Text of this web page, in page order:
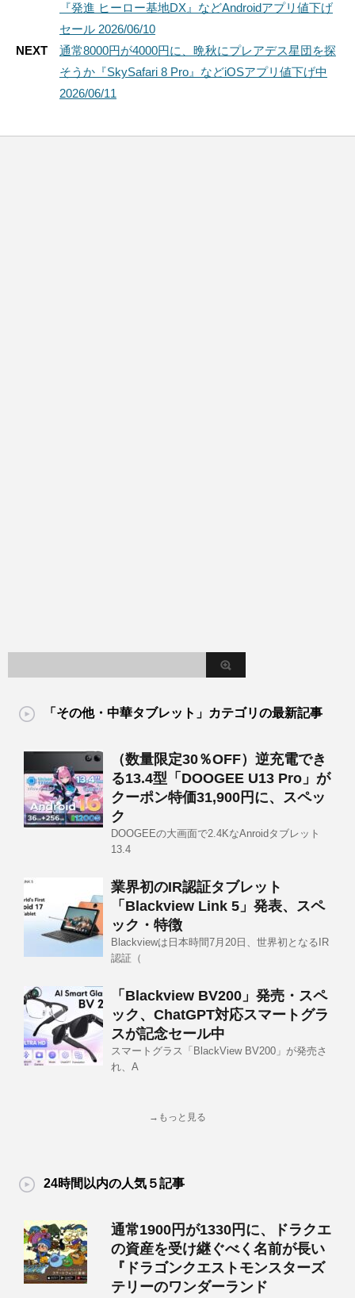
『発進 ヒーロー基地DX』などAndroidアプリ値下げ
セール 2026/06/10
NEXT
通常8000円が4000円に、晩秋にプレアデス星団を探
そうか『SkySafari 8 Pro』などiOSアプリ値下げ中
2026/06/11
「その他・中華タブレット」カテゴリの最新記事
（数量限定30％OFF）逆充電でき
る13.4型「DOOGEE U13 Pro」が
クーポン特価31,900円に、スペッ
ク
DOOGEEの大画面で2.4KなAnroidタブレット
13.4
業界初のIR認証タブレット
「Blackview Link 5」発表、スペ
ック・特徴
Blackviewは日本時間7月20日、世界初となるIR
認証（
「Blackview BV200」発売・スペ
ック、ChatGPT対応スマートグラ
スが記念セール中
スマートグラス「BlackView BV200」が発売さ
れ、A
→もっと見る
24時間以内の人気５記事
通常1900円が1330円に、ドラクエ
の資産を受け継ぐべく名前が長い
『ドラゴンクエストモンスターズ
テリーのワンダーランド